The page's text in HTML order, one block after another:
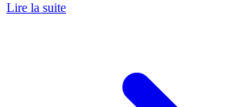
Lire la suite